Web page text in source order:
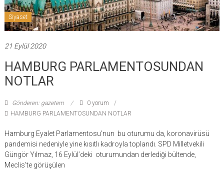
Siyaset
21 Eylül 2020
HAMBURG PARLAMENTOSUNDAN
NOTLAR
Gönderen: gazetem
0 yorum
HAMBURG PARLAMENTOSUNDAN NOTLAR
Hamburg Eyalet Parlamentosu’nun bu oturumu da, koronavirüsü
pandemisi nedeniyle yine kısıtlı kadroyla toplandı. SPD Milletvekili
Güngör Yılmaz, 16 Eylül’deki oturumundan derlediği bültende,
Meclis’te görüşülen